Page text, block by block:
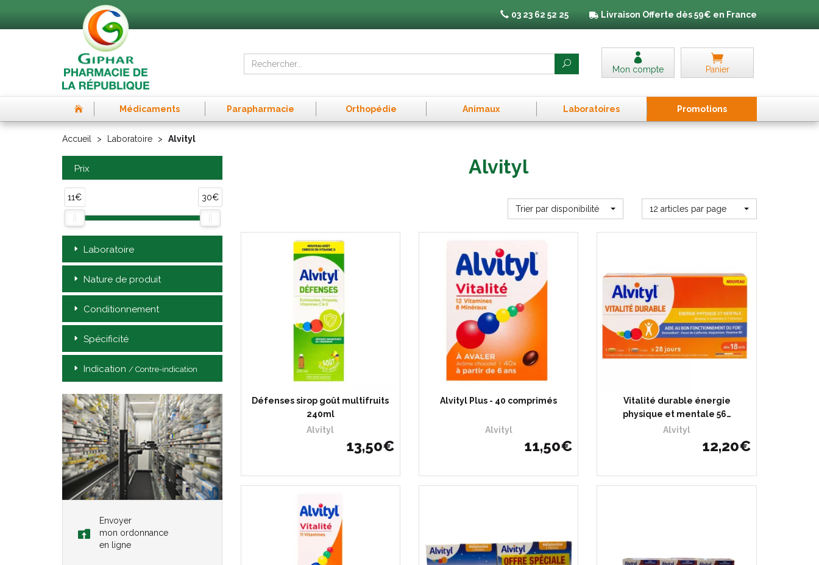
03 23 62 52 25 Livraison Offerte dès 59€ en France
Mon compte Panier
Médicaments Parapharmacie Orthopédie Animaux Laboratoires Promotions
Accueil Laboratoire Alvityl
Prix
11€ 30€
Laboratoire
Nature de produit
Conditionnement
Spécificité
Indication / Contre-indication
Envoyer
mon ordonnance
en ligne
Alvityl
Trier par disponibilité 12 articles par page
Défenses sirop goût multifruits
240ml
Alvityl
13,50€
Alvityl Plus - 40 comprimés
Alvityl
11,50€
Vitalité durable énergie
physique et mentale 56…
Alvityl
12,20€